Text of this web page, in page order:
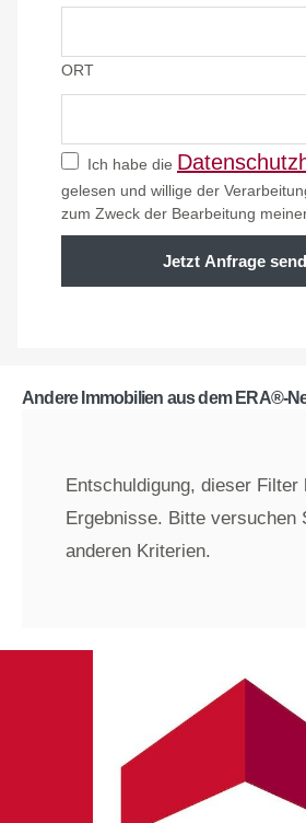
ORT
Ich habe die
gelesen und willige der
zum Zweck der Bearbeitung
Jetzt Anfrage
Andere Immobilien aus dem ERA®-
Entschuldigung, dieser Filter
Ergebnisse. Bitte versuchen
anderen Kriterien.